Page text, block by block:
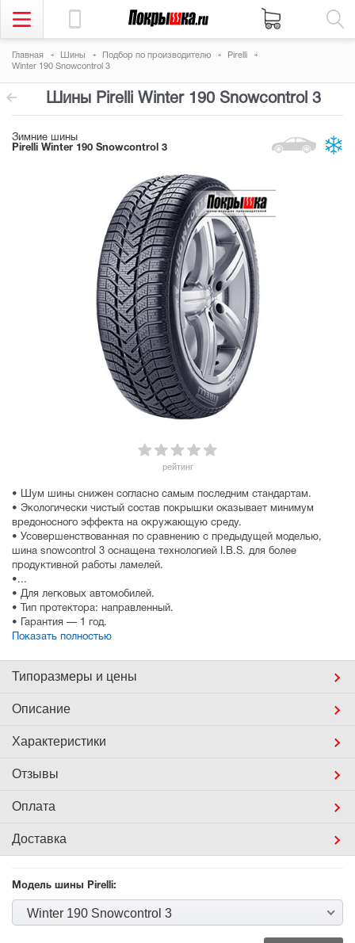
Главная Шины Подбор по производителю
Pirelli
Winter 190 Snowcontrol 3
Шины Pirelli Winter 190 Snowcontrol 3
Зимние шины
Pirelli Winter 190 Snowcontrol 3
рейтинг
• Шум шины снижен согласно самым последним стандартам.
• Экологически чистый состав покрышки оказывает минимум
вредоносного эффекта на окружающую среду.
• Усовершенствованная по сравнению с предыдущей моделью,
шина snowcontrol 3 оснащена технологией I.B.S. для более
продуктивной работы ламелей.
•...
• Для легковых автомобилей.
• Тип протектора: направленный.
• Гарантия — 1 год.
Показать полностью
Типоразмеры и цены
Описание
Характеристики
Отзывы
Оплата
Доставка
Модель шины Pirelli:
Winter 190 Snowcontrol 3